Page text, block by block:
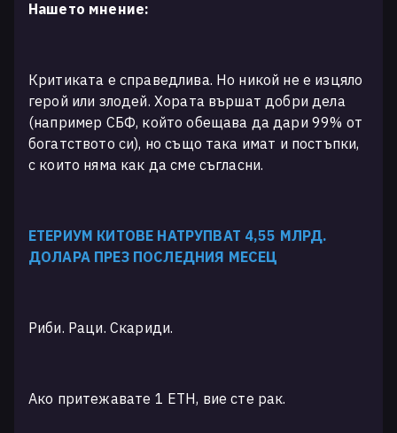
Нашето мнение:
Критиката е справедлива. Но никой не е изцяло
герой или злодей. Хората вършат добри дела
(например СБФ, който обещава да дари 99% от
богатството си), но също така имат и постъпки,
с които няма как да сме съгласни.
ЕТЕРИУМ КИТОВЕ НАТРУПВАТ 4,55 МЛРД.
ДОЛАРА ПРЕЗ ПОСЛЕДНИЯ МЕСЕЦ
Риби. Раци. Скариди.
Ако притежавате 1 ETH, вие сте рак.